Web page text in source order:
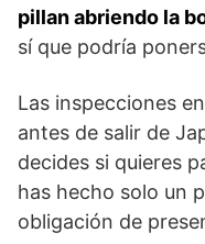
pillan abriendo la
sí que podría
Las inspecciones
antes de salir de
decides si quieres
has hecho solo un
obligación de